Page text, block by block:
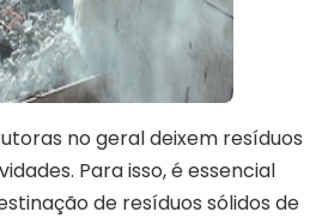
no geral deixem resíduos
Para isso, é essencial
de resíduos sólidos de